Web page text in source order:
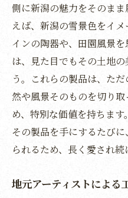
贈り物としての
新潟の特産品を
心温まる新潟の魅力
力
新潟の自然や文
贈り物としての
相手に感動を与
地域の魅力を伝
心に残る贈り物
側に新潟の魅力をそのま
えば、新潟の雪景色をイ
インの陶器や、田園風景
は、見た目でもその土地
う。これらの製品は、た
然や風景そのものを切り
め、特別な価値を持ちま
その製品を手にするたび
られるため、長く愛され続
地元アーティストによる